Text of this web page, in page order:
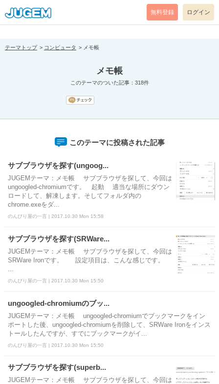
[pear_error: message="Success" code=0 mode=return level=notice
prefix="" info=""]
無料登録 ログイン
テーマトップ コンピュータ メモ帳
メモ帳
このテーマのついた記事：318件
このテーマに投稿された記事
サブブラウザを探す(ungoog...
JUGEMテーマ：メモ帳 サブブラウザを探して、今回は
ungoogled-chromiumです。 起動 適当な場所にダウン
ロードして、解凍します。そしてフォルダ内の
chrome.exeをダ...
のんびり屋の一言 | 2017.10.30 Mon 15:58
サブブラウザを探す(SRWare...
JUGEMテーマ：メモ帳 サブブラウザを探して、今回は
SRWare Ironです。 設定項目は、こんな感じです。
のんびり屋の一言 | 2017.10.30 Mon 15:50
ungoogled-chromiumのブッ...
JUGEMテーマ：メモ帳 ungoogled-chromiumでブックマークをイン
ポートした後、ungoogled-chromiumを削除して、SRWare Ironをインス
トールしたんですが、すでにブックマークがイ...
のんびり屋の一言 | 2017.10.30 Mon 15:50
サブブラウザを探す(superb...
JUGEMテーマ：メモ帳 サブブラウザを探して、今回は